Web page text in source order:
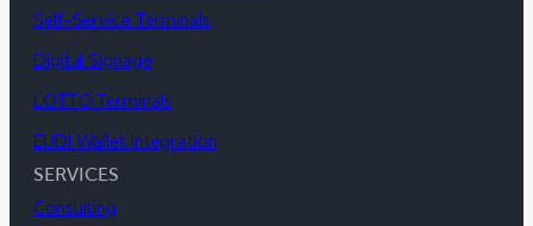
Self-Service Terminals
Digital Signage
LOTTO Terminals
EUDI Wallet Integration
SERVICES
Consulting